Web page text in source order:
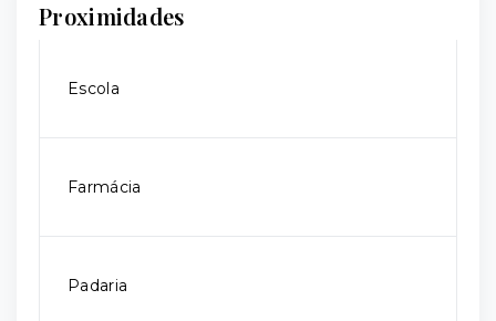
Proximidades
Escola
Farmácia
Padaria